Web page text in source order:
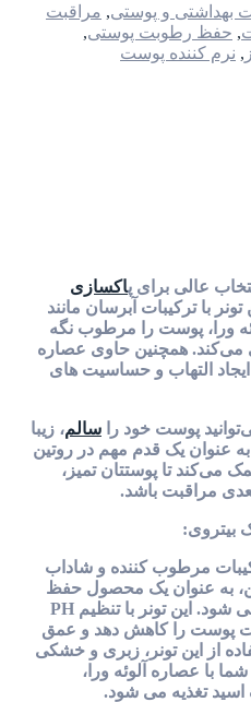
بهداشتی و پوستی, مراقبت
, حفظ رطوبت پوستی,
, نرم کننده پوست
عالی برای پاکسازی
با ترکیبات آبرسان مانند
ورا، پوست را مرطوب نگه
می‌کند. همچنین حاوی عصاره
ایجاد التهاب و حساسیت های
پوست خود را سالم، زیبا
عنوان یک قدم مهم در روتین
می‌کند تا پوستتان تمیز،
مراقبت باشد.
بیتروی:
مرطوب کننده و شاداب
به عنوان یک محصول حفظ
کننده رطوبت پوست شناخته می شود. این تونر با تنظیم PH
پوست را کاهش دهد و عمق
از این تونر، زبری و خشکی
با عصاره آلوئه ورا،
اسید تغذیه می شود.